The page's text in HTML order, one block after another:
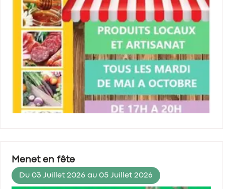
Menet en fête
Du 03 Juillet 2026 au 05 Juillet 2026